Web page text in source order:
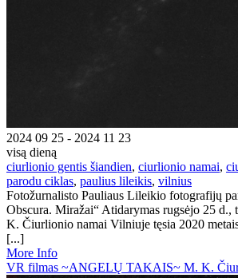
2024 09 25 - 2024 11 23
visą dieną
ciurlionio gentis šiandien, ciurlionio namai,
parodu ciklas, paulius lileikis, vilnius
Fotožurnalisto Pauliaus Lileikio fotografijų
Obscura. Miražai“ Atidarymas rugsėjo 25 d.,
K. Čiurlionio namai Vilniuje tęsia 2020
[...]
More Info
VR filmas ~ANGELŲ TAKAIS~ M. K.